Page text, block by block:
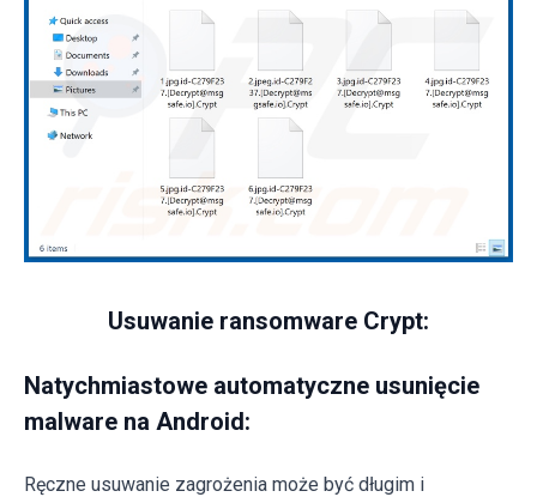
Usuwanie ransomware Crypt:
Natychmiastowe automatyczne usunięcie
malware na Android:
Ręczne usuwanie zagrożenia może być długim i